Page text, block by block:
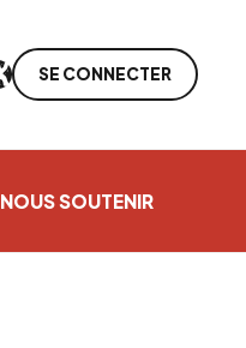
SE CONNECTER
NOUS SOUTENIR